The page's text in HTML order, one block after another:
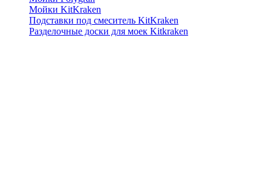
Мойки KitKraken
Подставки под смеситель KitKraken
Разделочные доски для моек Kitkraken